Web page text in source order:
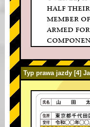
half their
member
armed
Typ prawa jazdy [4]